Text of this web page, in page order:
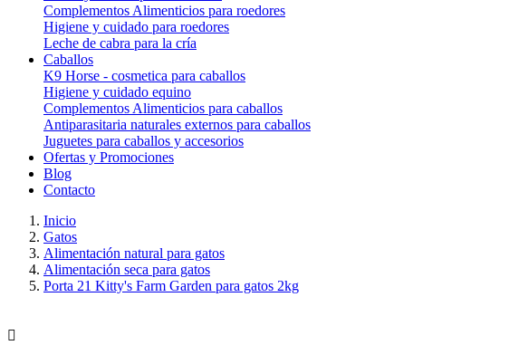
Complementos Alimenticios para roedores
Higiene y cuidado para roedores
Leche de cabra para la cría
Caballos
K9 Horse - cosmetica para caballos
Higiene y cuidado equino
Complementos Alimenticios para caballos
Antiparasitaria naturales externos para caballos
Juguetes para caballos y accesorios
Ofertas y Promociones
Blog
Contacto
Inicio
Gatos
Alimentación natural para gatos
Alimentación seca para gatos
Porta 21 Kitty's Farm Garden para gatos 2kg
